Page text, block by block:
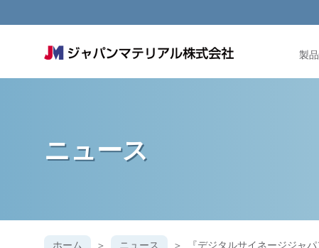
製
ニュース
ホーム ニュース 『デジタルサイネージジャ